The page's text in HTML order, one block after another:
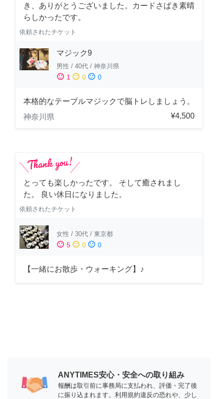
き、ありがとうございました。カードさばき素晴
らしかったです。
依頼されたチケット
マジック9
男性 / 40代 / 神奈川県
sentiment_satisfied 1 sentiment_neutral 0 sentiment_dissatisfied 0
本格的なテーブルマジックで脳トレしましょう。
神奈川県
¥4,500
とっても楽しかったです。 そして癒されまし
た。 良い休日になりました。
依頼されたチケット
女性 / 30代 / 東京都
sentiment_satisfied 5 sentiment_neutral 0 sentiment_dissatisfied 0
【一緒にお散歩・ウォーキング】♪
ANYTIMES安心・安全への取り組み
報酬は取引前に事務局に支払われ、評価・完了後
に振り込まれます。利用規約違反の恐れや、少し